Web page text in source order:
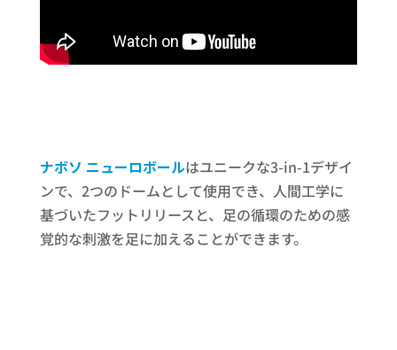
ナボソ ニューロボールはユニークな3-in-1デザイ
ンで、2つのドームとして使用でき、人間工学に
基づいたフットリリースと、足の循環のための感
覚的な刺激を足に加えることができます。